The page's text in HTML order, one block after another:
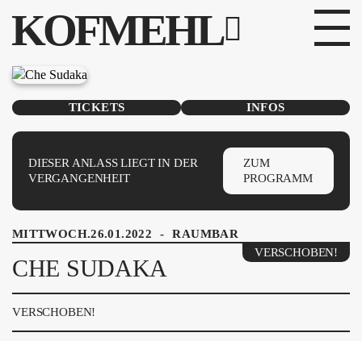
KOFMEHL
PROGRAMM
FABRIKGEFLÜSTER
GALERIE
FOTOGALERIE
PHOTOMAT
INFOS
KONTAKT
TICKETS INFOS
DIESER ANLASS LIEGT IN DER
VERGANGENHEIT
ZUM
PROGRAMM
MITTWOCH.26.01.2022 - RAUMBAR
CHE SUDAKA
VERSCHOBEN!
VERSCHOBEN!